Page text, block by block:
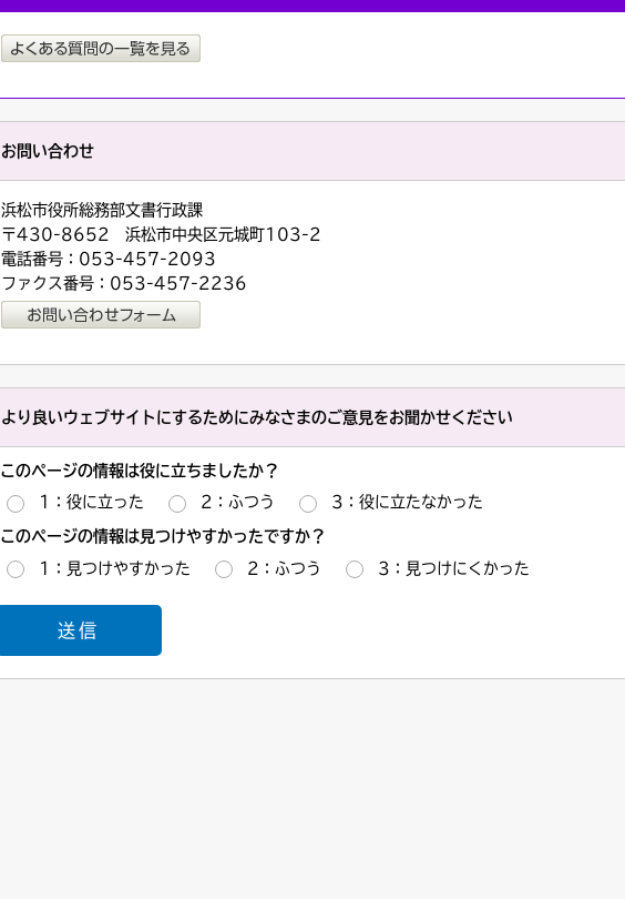
お問い合わせ
浜松市役所総務部文書行政課
〒430-8652 浜松市中央区元城町103-2
電話番号：053-457-2093
ファクス番号：053-457-2236
より良いウェブサイトにするためにみなさまのご意見をお聞かせください
このページの情報は役に立ちましたか？
1：役に立った 2：ふつう 3：役に立たなかった
このページの情報は見つけやすかったですか？
1：見つけやすかった 2：ふつう 3：見つけにくかった